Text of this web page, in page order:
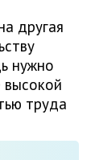
другая
нужно
высокой
труда